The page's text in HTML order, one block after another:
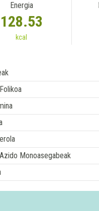
Energia
128.53
kcal
Monoasegabeak